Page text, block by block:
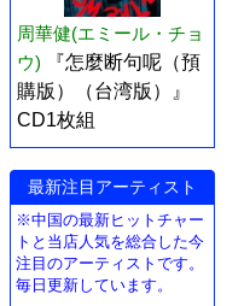
周華健(エミール・チョ
ウ)
『怎麼断句呢（預
購版）（台湾版）』
CD1枚組
最新注目アーティスト
※中国の最新ヒットチャー
トと当店人気を総合した今
注目のアーティストです。
毎日更新しています。